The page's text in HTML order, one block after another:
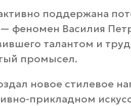
поддержана
феномен Василия
талантом и
промысел.
новое стилевое
прикладном